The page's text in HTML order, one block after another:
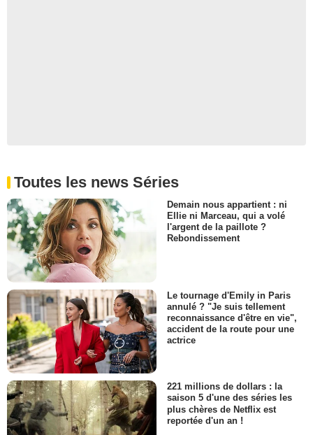
Toutes les news Séries
Demain nous appartient : ni
Ellie ni Marceau, qui a volé
l'argent de la paillote ?
Rebondissement
Le tournage d'Emily in Paris
annulé ? "Je suis tellement
reconnaissance d'être en vie",
accident de la route pour une
actrice
221 millions de dollars : la
saison 5 d'une des séries les
plus chères de Netflix est
reportée d'un an !